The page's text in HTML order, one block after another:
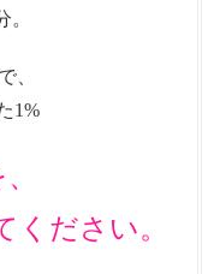
、
1%
ください。